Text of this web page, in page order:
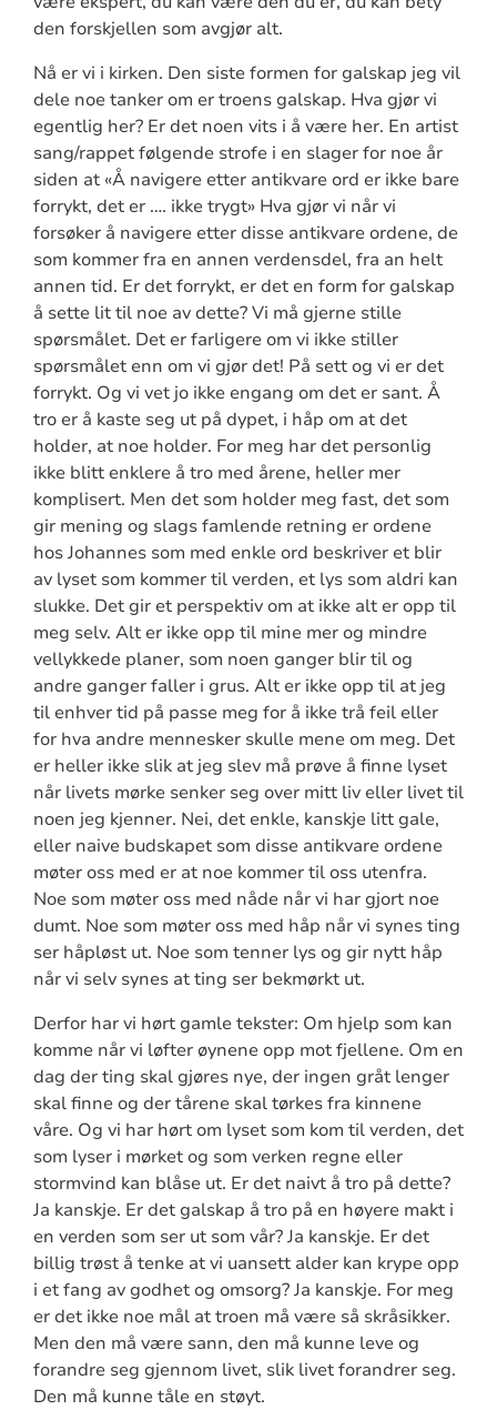
den forskjellen som avgjør alt.
Nå er vi i kirken. Den siste formen for galskap jeg vil
dele noe tanker om er troens galskap. Hva gjør vi
egentlig her? Er det noen vits i å være her. En artist
sang/rappet følgende strofe i en slager for noe år
siden at «Å navigere etter antikvare ord er ikke bare
forrykt, det er …. ikke trygt» Hva gjør vi når vi
forsøker å navigere etter disse antikvare ordene, de
som kommer fra en annen verdensdel, fra an helt
annen tid. Er det forrykt, er det en form for galskap
å sette lit til noe av dette? Vi må gjerne stille
spørsmålet. Det er farligere om vi ikke stiller
spørsmålet enn om vi gjør det! På sett og vi er det
forrykt. Og vi vet jo ikke engang om det er sant. Å
tro er å kaste seg ut på dypet, i håp om at det
holder, at noe holder. For meg har det personlig
ikke blitt enklere å tro med årene, heller mer
komplisert. Men det som holder meg fast, det som
gir mening og slags famlende retning er ordene
hos Johannes som med enkle ord beskriver et blir
av lyset som kommer til verden, et lys som aldri kan
slukke. Det gir et perspektiv om at ikke alt er opp til
meg selv. Alt er ikke opp til mine mer og mindre
vellykkede planer, som noen ganger blir til og
andre ganger faller i grus. Alt er ikke opp til at jeg
til enhver tid på passe meg for å ikke trå feil eller
for hva andre mennesker skulle mene om meg. Det
er heller ikke slik at jeg slev må prøve å finne lyset
når livets mørke senker seg over mitt liv eller livet til
noen jeg kjenner. Nei, det enkle, kanskje litt gale,
eller naive budskapet som disse antikvare ordene
møter oss med er at noe kommer til oss utenfra.
Noe som møter oss med nåde når vi har gjort noe
dumt. Noe som møter oss med håp når vi synes ting
ser håpløst ut. Noe som tenner lys og gir nytt håp
når vi selv synes at ting ser bekmørkt ut.
Derfor har vi hørt gamle tekster: Om hjelp som kan
komme når vi løfter øynene opp mot fjellene. Om en
dag der ting skal gjøres nye, der ingen gråt lenger
skal finne og der tårene skal tørkes fra kinnene
våre. Og vi har hørt om lyset som kom til verden, det
som lyser i mørket og som verken regne eller
stormvind kan blåse ut. Er det naivt å tro på dette?
Ja kanskje. Er det galskap å tro på en høyere makt i
en verden som ser ut som vår? Ja kanskje. Er det
billig trøst å tenke at vi uansett alder kan krype opp
i et fang av godhet og omsorg? Ja kanskje. For meg
er det ikke noe mål at troen må være så skråsikker.
Men den må være sann, den må kunne leve og
forandre seg gjennom livet, slik livet forandrer seg.
Den må kunne tåle en støyt.